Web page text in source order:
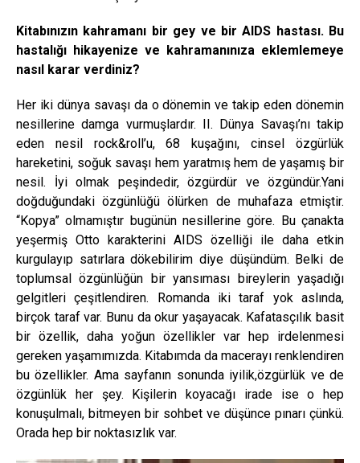
Kitabınızın kahramanı bir gey ve bir AIDS hastası. Bu
hastalığı hikayenize ve kahramanınıza eklemlemeye
nasıl karar verdiniz?
Her iki dünya savaşı da o dönemin ve takip eden dönemin
nesillerine damga vurmuşlardır. II. Dünya Savaşı’nı takip
eden nesil rock&roll’u, 68 kuşağını, cinsel özgürlük
hareketini, soğuk savaşı hem yaratmış hem de yaşamış bir
nesil. İyi olmak peşindedir, özgürdür ve özgündür.Yani
doğduğundaki özgünlüğü ölürken de muhafaza etmiştir.
“Kopya” olmamıştır bugünün nesillerine göre. Bu çanakta
yeşermiş Otto karakterini AIDS özelliği ile daha etkin
kurgulayıp satırlara dökebilirim diye düşündüm. Belki de
toplumsal özgünlüğün bir yansıması bireylerin yaşadığı
gelgitleri çeşitlendiren. Romanda iki taraf yok aslında,
birçok taraf var. Bunu da okur yaşayacak. Kafatasçılık basit
bir özellik, daha yoğun özellikler var hep irdelenmesi
gereken yaşamımızda. Kitabımda da macerayı renklendiren
bu özellikler. Ama sayfanın sonunda iyilik,özgürlük ve de
özgünlük her şey. Kişilerin koyacağı irade ise o hep
konuşulmalı, bitmeyen bir sohbet ve düşünce pınarı çünkü.
Orada hep bir noktasızlık var.